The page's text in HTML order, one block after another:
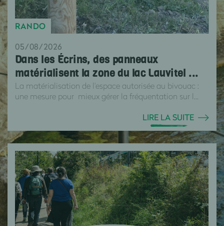
RANDO
05/08/2026
Dans les Écrins, des panneaux
matérialisent la zone du lac Lauvitel ...
La matérialisation de l'espace autorisée au bivouac :
une mesure pour mieux gérer la fréquentation sur l...
LIRE LA SUITE